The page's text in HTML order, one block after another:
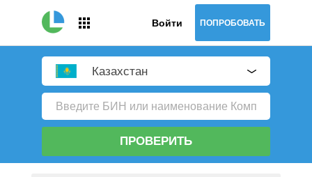
Войти ПОПРОБОВАТЬ
Казахстан
ПРОВЕРИТЬ